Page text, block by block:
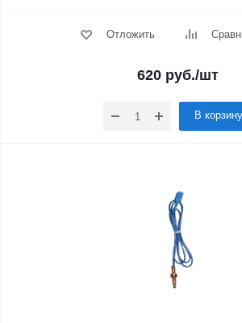
Отложить
620 руб./шт
В корзину